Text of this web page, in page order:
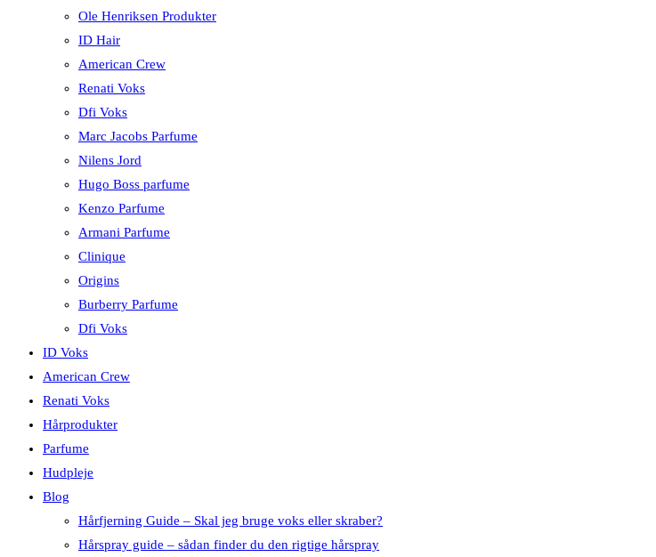
Ole Henriksen Produkter
ID Hair
American Crew
Renati Voks
Dfi Voks
Marc Jacobs Parfume
Nilens Jord
Hugo Boss parfume
Kenzo Parfume
Armani Parfume
Clinique
Origins
Burberry Parfume
Dfi Voks
ID Voks
American Crew
Renati Voks
Hårprodukter
Parfume
Hudpleje
Blog
Hårfjerning Guide – Skal jeg bruge voks eller skraber?
Hårspray guide – sådan finder du den rigtige hårspray